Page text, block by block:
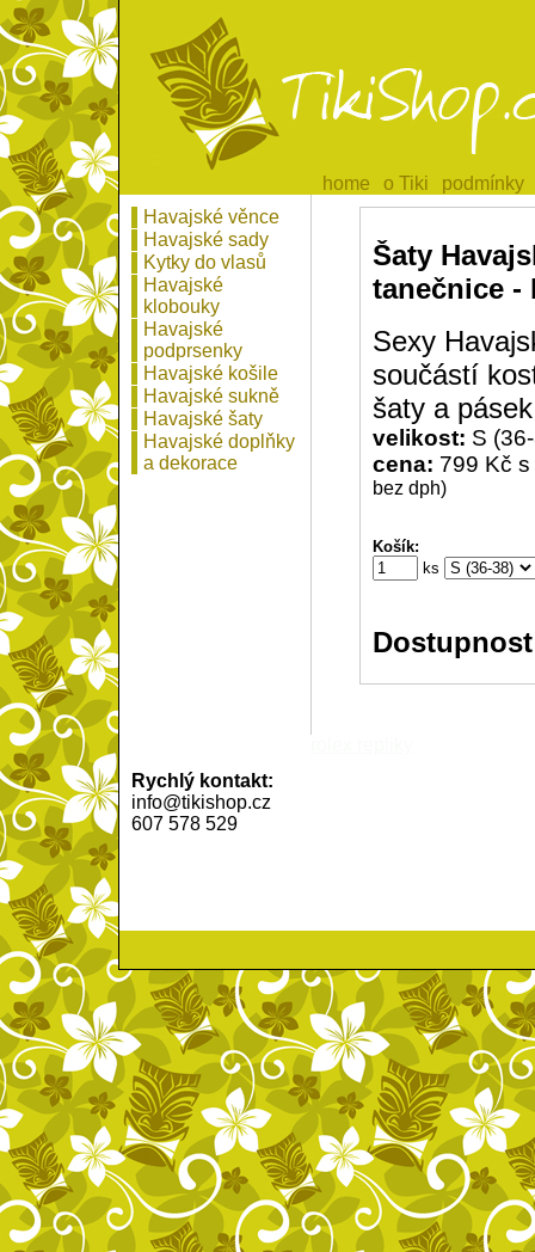
home
home o Tiki
o Tiki podmínky
podmínky
Šaty
tanečnice -
Sexy
součástí
šaty a
velikost: S
cena: 799 Kč
bez dph)
Košík:
ks
Havajské věnce
Havajské sady
Kytky do vlasů
Havajské
klobouky
Havajské
podprsenky
Havajské košile
Havajské sukně
Havajské šaty
Havajské doplňky
a dekorace
Rychlý kontakt:
info@tikishop.cz
607 578 529